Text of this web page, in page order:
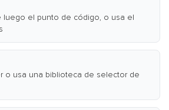
luego el punto de código, o usa el
o usa una biblioteca de selector de